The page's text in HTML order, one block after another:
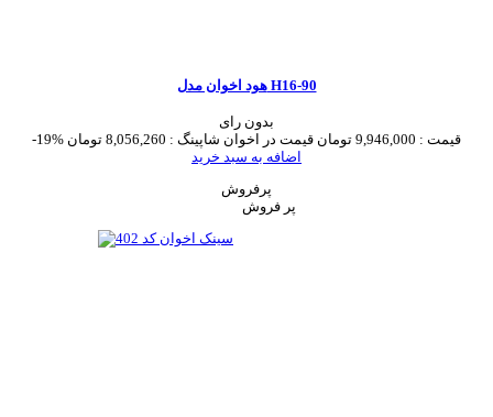
هود اخوان مدل H16-90
بدون رای
-19%
قیمت : 9,946,000 تومان قیمت در اخوان شاپینگ : 8,056,260 تومان
اضافه به سبد خرید
پرفروش